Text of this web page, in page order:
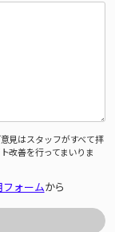
見はスタッフがすべて拝
改善を行ってまいりま
フォームから